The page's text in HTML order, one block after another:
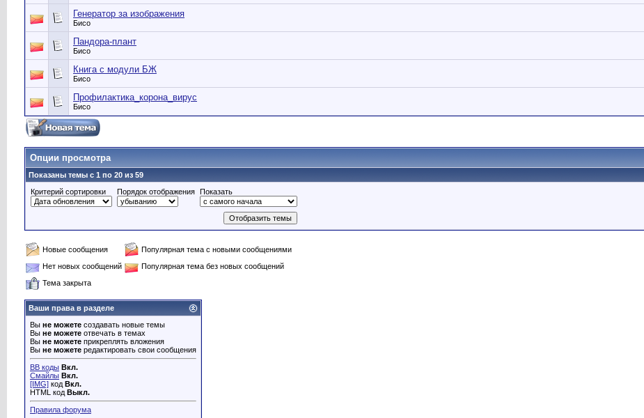
Генератор за изображения
Бисо
Пандора-плант
Бисо
Книга с модули БЖ
Бисо
Профилактика_корона_вирус
Бисо
Опции просмотра
Показаны темы с 1 по 20 из 59
Критерий сортировки
Порядок отображения Показать
Новые сообщения
Популярная тема с новыми сообщениями
Нет новых сообщений
Популярная тема без новых сообщений
Тема закрыта
Ваши права в разделе
Вы не можете создавать новые темы
Вы не можете отвечать в темах
Вы не можете прикреплять вложения
Вы не можете редактировать свои сообщения
BB коды Вкл.
Смайлы Вкл.
[IMG] код Вкл.
HTML код Выкл.
Правила форума